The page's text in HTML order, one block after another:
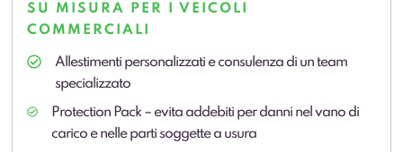
SU MISURA PER I VEICOLI
COMMERCIALI
Allestimenti personalizzati e consulenza di un team
specializzato
Protection Pack – evita addebiti per danni nel vano di
carico e nelle parti soggette a usura